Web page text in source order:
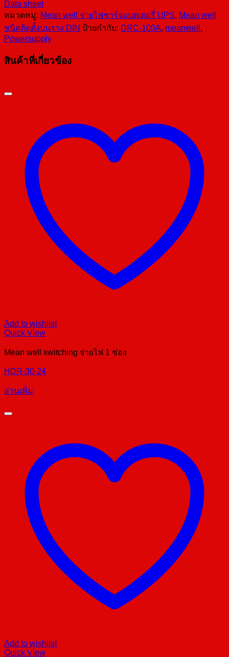
Data sheet
หมวดหมู่: Mean well จ่ายไฟชาร์จแบตเตอรี่ UPS, Mean well
ชนิดติดตั้งบนราง DIN ป้ายกำกับ: DRC-100A, meanwell ,
Powersupply
สินค้าที่เกี่ยวข้อง
Add to wishlist
Quick View
Mean well switching จ่ายไฟ 1 ช่อง
HDR-30-24
อ่านเพิ่ม
Add to wishlist
Quick View